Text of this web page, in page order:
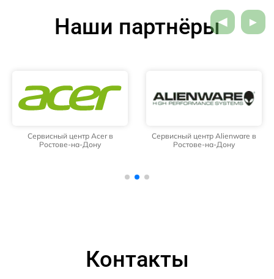
Наши партнёры
Сервисный центр Acer в
Ростове-на-Дону
Сервисный центр Alienware в
Ростове-на-Дону
Контакты